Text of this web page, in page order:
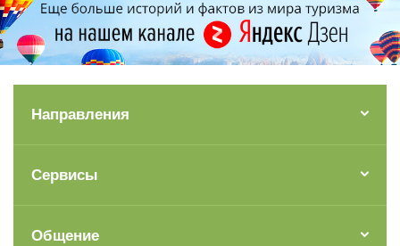
Направления
Сервисы
Общение